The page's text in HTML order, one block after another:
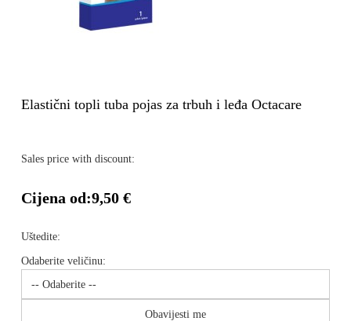
Elastični topli tuba pojas za trbuh i leđa Octacare
Sales price with discount:
Cijena od:9,50 €
Uštedite:
Odaberite veličinu:
Obavijesti me